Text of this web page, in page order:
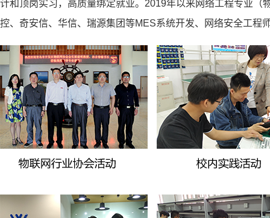
计和顶岗实习，高质量绑定就业。2019年以来网络工程专业
控、奇安信、华信、瑞源集团等MES系统开发、网络安全工程